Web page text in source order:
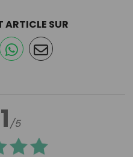
/5
ARTICLE SUR